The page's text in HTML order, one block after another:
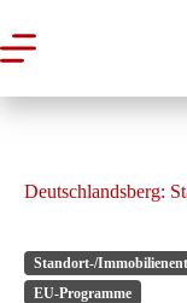
Inhalt
springen
Deutschlandsberg:
Standort-/
EU-Programme